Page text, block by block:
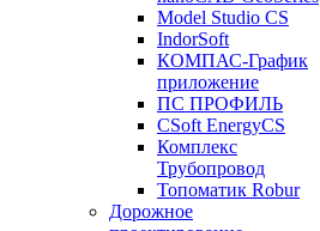
Model Studio CS
IndorSoft
КОМПАС-График
приложение
ПС ПРОФИЛЬ
CSoft EnergyCS
Комплекс
Трубопровод
Топоматик Robur
Дорожное